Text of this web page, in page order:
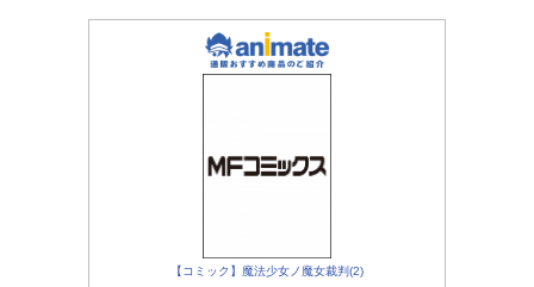
【コミック】魔法少女ノ魔女裁判(2)